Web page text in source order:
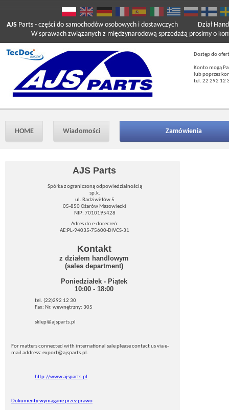
AJS Parts - części do samochodów osobowych i dostawczych
W sprawach związanych z międzynarodową sprzedażą prosimy o
Dział
Dostęp do
Konto mogą
lub poprzez
tel. 22 292 12
HOME Wiadomości Zamówienia
AJS Parts
Spółka z ograniczoną odpowiedzialnością
sp.k.
ul. Radziwiłłów 5
05-850 Ożarów Mazowiecki
NIP: 7010195428
Adres do e-doreczeń:
AE:PL-94035-75600-DIVCS-31
Kontakt
z działem handlowym
(sales department)
Poniedziałek - Piątek
10:00 - 18:00
tel. (22)292 12 30
Fax: Nr. wewnętrzny: 305
sklep@ajsparts.pl
For matters connected with international sale please contact us via e-
mail address: export@ajsparts.pl.
http://www.ajsparts.pl
Dokumenty wymagane przez prawo